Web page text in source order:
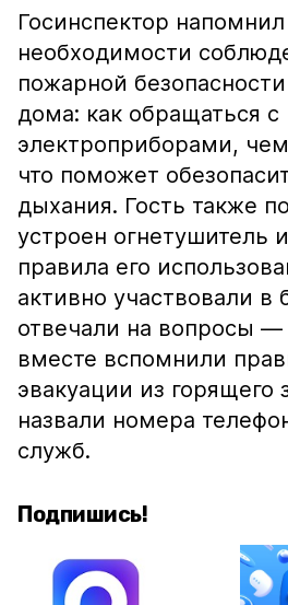
Госинспектор
необходимости
пожарной
дома: как обращаться с
электроприборами,
что поможет
дыхания. Гость также
устроен огнетушитель
правила его
активно участвовали в
отвечали на вопросы
вместе вспомнили
эвакуации из горящего
назвали номера
служб.
Подпишись!